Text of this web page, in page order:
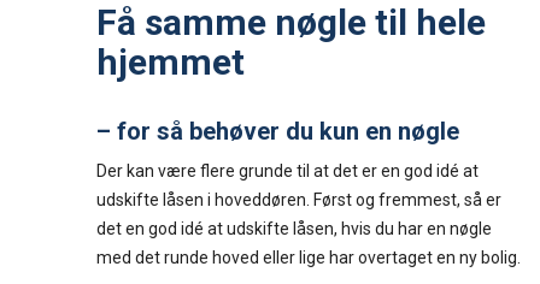
Få samme nøgle til hele
hjemmet
– for så behøver du kun en nøgle
Der kan være flere grunde til at det er en god idé at
udskifte låsen i hoveddøren. Først og fremmest, så er
det en god idé at udskifte låsen, hvis du har en nøgle
med det runde hoved eller lige har overtaget en ny bolig.